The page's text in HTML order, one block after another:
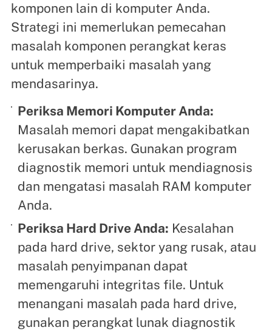
komponen lain di komputer Anda.
Strategi ini memerlukan pemecahan
masalah komponen perangkat keras
untuk memperbaiki masalah yang
mendasarinya.
Periksa Memori Komputer Anda:
Masalah memori dapat mengakibatkan
kerusakan berkas. Gunakan program
diagnostik memori untuk mendiagnosis
dan mengatasi masalah RAM komputer
Anda.
Periksa Hard Drive Anda: Kesalahan
pada hard drive, sektor yang rusak, atau
masalah penyimpanan dapat
memengaruhi integritas file. Untuk
menangani masalah pada hard drive,
gunakan perangkat lunak diagnostik